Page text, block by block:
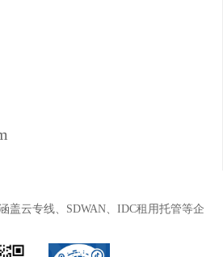
盖云专线、SDWAN、IDC租用托管等企